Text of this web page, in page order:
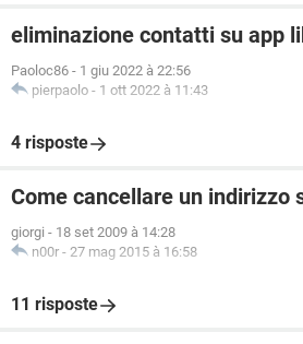
eliminazione contatti su app
Paoloc86 - 1 giu 2022 à 22:56
pierpaolo - 1 ott 2022 à 11:43
4 risposte
Come cancellare un indirizzo
giorgi - 18 set 2009 à 14:28
n00r - 27 mag 2015 à 16:58
11 risposte